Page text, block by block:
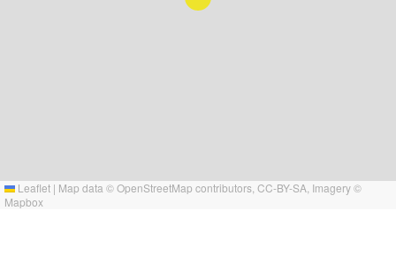
Leaflet | Map data ©OpenStreetMap contributors, CC-BY-SA , Imagery ©
Mapbox